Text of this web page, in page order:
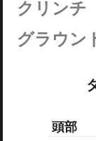
クリンチ
グラウン
頭部